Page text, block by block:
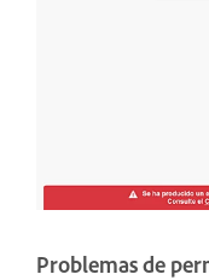
Problemas de